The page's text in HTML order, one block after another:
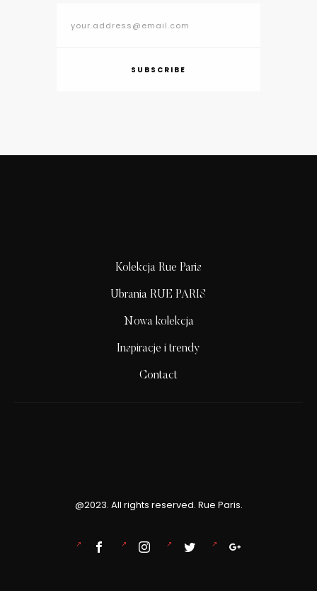
SUBSCRIBE
Kolekcja Rue Paris
Ubrania RUE PARIS
Nowa kolekcja
Inspiracje i trendy
Contact
@2023. All rights reserved. Rue Paris.